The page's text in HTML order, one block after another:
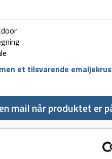
et tilsvarende
mail når produktet er